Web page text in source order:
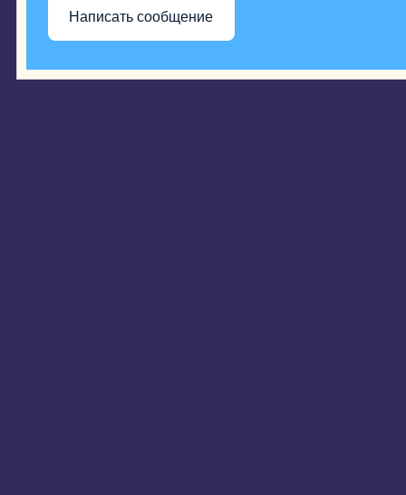
Написать сообщение